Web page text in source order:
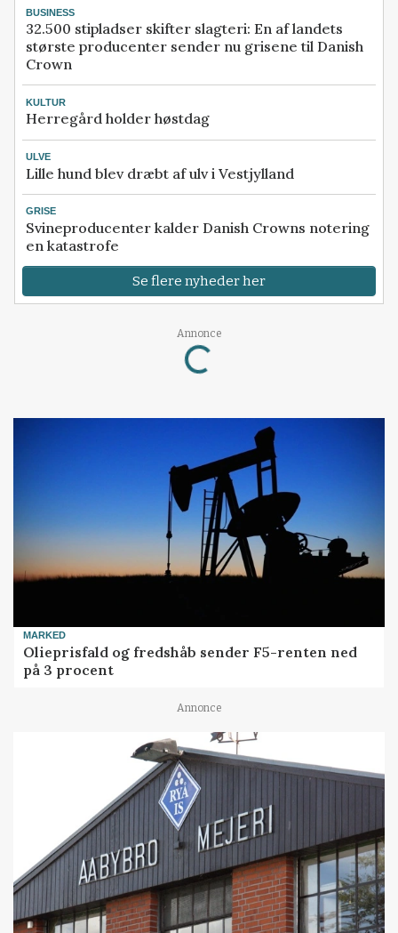
BUSINESS
32.500 stipladser skifter slagteri: En af landets
største producenter sender nu grisene til Danish
Crown
KULTUR
Herregård holder høstdag
ULVE
Lille hund blev dræbt af ulv i Vestjylland
GRISE
Svineproducenter kalder Danish Crowns notering
en katastrofe
Se flere nyheder her
Annonce
Loading...
MARKED
Olieprisfald og fredshåb sender F5-renten ned
på 3 procent
Annonce